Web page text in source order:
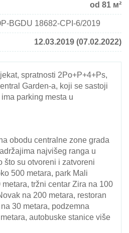
od 81 м²
BGDU 18682-CPI-6/2019
12.03.2019 (07.02.2022)
spratnosti 2Po+P+4+Ps,
Garden-a, koji se sastoji
parking mesta u
obodu centralne zone grada
najvišeg ranga u
što su otvoreni i zatvoreni
500 metara, park Mali
tržni centar Zira na 100
na 200 metara, restoran
30 metara, podzemna
autobuske stanice više